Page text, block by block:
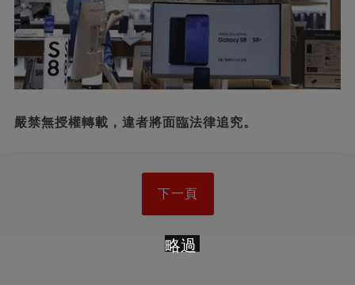
嚴禁無授權轉載，違者將面臨法律追究。
下一頁
略過